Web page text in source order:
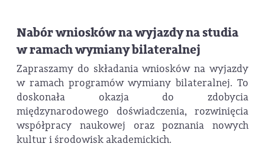
Nabór wniosków na wyjazdy na studia
w ramach wymiany bilateralnej
Zapraszamy do składania wniosków na wyjazdy
w ramach programów wymiany bilateralnej. To
doskonała okazja do zdobycia
międzynarodowego doświadczenia, rozwinięcia
współpracy naukowej oraz poznania nowych
kultur i środowisk akademickich.